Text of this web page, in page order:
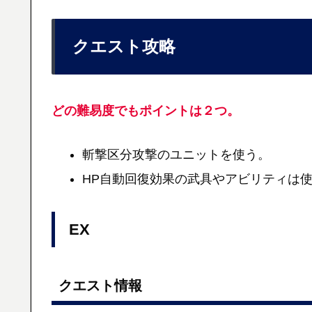
クエスト攻略
どの難易度でもポイントは２つ。
斬撃区分攻撃のユニットを使う。
HP自動回復効果の武具やアビリティは使
EX
クエスト情報